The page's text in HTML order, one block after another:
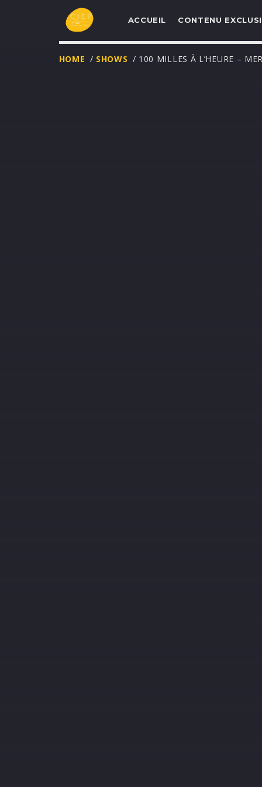
ACCUEIL CONTENU
HOME / SHOWS / 100 MILLES À L’HEURE –